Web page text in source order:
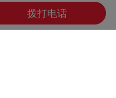
拨打电话